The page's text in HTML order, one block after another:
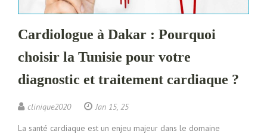
Cardiologue à Dakar : Pourquoi
choisir la Tunisie pour votre
diagnostic et traitement cardiaque ?
clinique2020
Jan 15, 25
La santé cardiaque est un enjeu majeur dans le domaine